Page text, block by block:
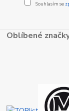
Souhlasím se
Oblíbené